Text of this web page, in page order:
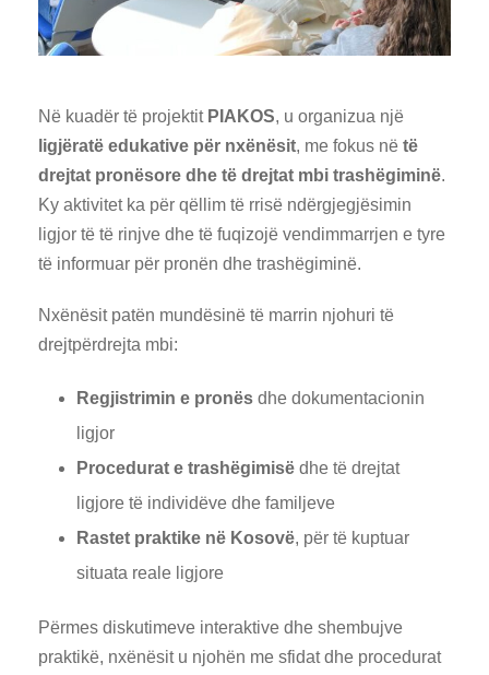
Në kuadër të projektit PIAKOS, u organizua një
ligjëratë edukative për nxënësit, me fokus në të
drejtat pronësore dhe të drejtat mbi trashëgiminë.
Ky aktivitet ka për qëllim të rrisë ndërgjegjësimin
ligjor të të rinjve dhe të fuqizojë vendimmarrjen e tyre
të informuar për pronën dhe trashëgiminë.
Nxënësit patën mundësinë të marrin njohuri të
drejtpërdrejta mbi:
Regjistrimin e pronës dhe dokumentacionin
ligjor
Procedurat e trashëgimisë dhe të drejtat
ligjore të individëve dhe familjeve
Rastet praktike në Kosovë, për të kuptuar
situata reale ligjore
Përmes diskutimeve interaktive dhe shembujve
praktikë, nxënësit u njohën me sfidat dhe procedurat